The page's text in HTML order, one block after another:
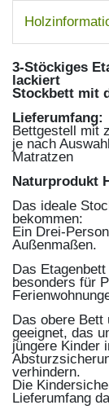
3-Stöckiges
lackiert
Stockbett mit
Lieferumfang:
Bettgestell mit
je nach
Matratzen
Naturprodukt
Das ideale
bekommen:
Ein Drei-
Außenmaßen.
Das
besonders für
Das obere
geeignet, das
jüngere Kinder
verhindern.
Die
Lieferumfang